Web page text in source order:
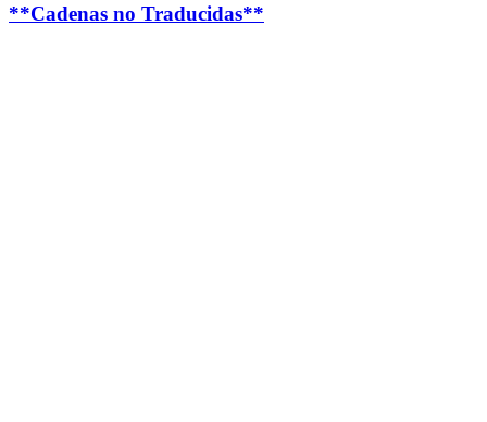
**Cadenas no Traducidas**